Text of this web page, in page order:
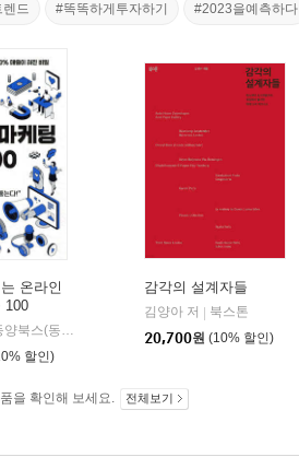
드 #똑똑하게투자하기 #2023을예측하다
| 미래의창
온라인
100
북스(동양books)
할인)
감각의 설계자들
김양아 저
북스톤
20,700원 (10% 할인)
을 확인해 보세요. 전체보기